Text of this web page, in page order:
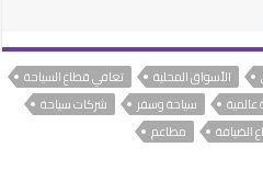
الأسواق المحلية
تعافي قطاع السياحة
سياحة وسفر
شركات سياحة
الضيافة مطاعم